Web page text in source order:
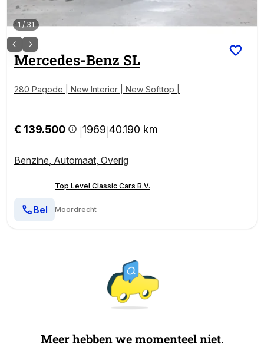
1/31
Mercedes-Benz SL
280 Pagode | New Interior | New Softtop |
€ 139.500 1969 40.190 km
Benzine, Automaat, Overig
Top Level Classic Cars B.V.
Moordrecht
Bel
Meer hebben we momenteel niet.